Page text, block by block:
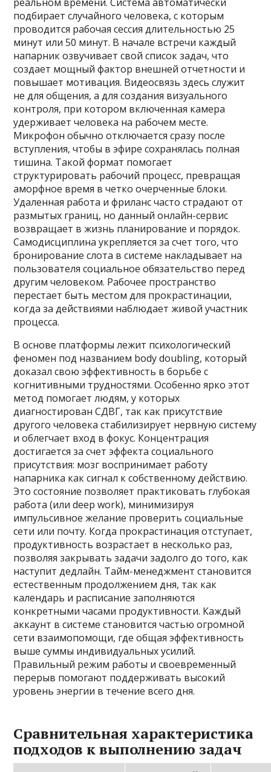
подбирает случайного человека, с которым
проводится рабочая сессия длительностью 25
минут или 50 минут. В начале встречи каждый
напарник озвучивает свой список задач, что
создает мощный фактор внешней отчетности и
повышает мотивация. Видеосвязь здесь служит
не для общения, а для создания визуального
контроля, при котором включенная камера
удерживает человека на рабочем месте.
Микрофон обычно отключается сразу после
вступления, чтобы в эфире сохранялась полная
тишина. Такой формат помогает
структурировать рабочий процесс, превращая
аморфное время в четко очерченные блоки.
Удаленная работа и фриланс часто страдают от
размытых границ, но данный онлайн-сервис
возвращает в жизнь планирование и порядок.
Самодисциплина укрепляется за счет того, что
бронирование слота в системе накладывает на
пользователя социальное обязательство перед
другим человеком. Рабочее пространство
перестает быть местом для прокрастинации,
когда за действиями наблюдает живой участник
процесса.
В основе платформы лежит психологический
феномен под названием body doubling, который
доказал свою эффективность в борьбе с
когнитивными трудностями. Особенно ярко этот
метод помогает людям, у которых
диагностирован СДВГ, так как присутствие
другого человека стабилизирует нервную систему
и облегчает вход в фокус. Концентрация
достигается за счет эффекта социального
присутствия: мозг воспринимает работу
напарника как сигнал к собственному действию.
Это состояние позволяет практиковать глубокая
работа (или deep work), минимизируя
импульсивное желание проверить социальные
сети или почту. Когда прокрастинация отступает,
продуктивность возрастает в несколько раз,
позволяя закрывать задачи задолго до того, как
наступит дедлайн. Тайм-менеджмент становится
естественным продолжением дня, так как
календарь и расписание заполняются
конкретными часами продуктивности. Каждый
аккаунт в системе становится частью огромной
сети взаимопомощи, где общая эффективность
выше суммы индивидуальных усилий.
Правильный режим работы и своевременный
перерыв помогают поддерживать высокий
уровень энергии в течение всего дня.
Сравнительная характеристика
подходов к выполнению задач